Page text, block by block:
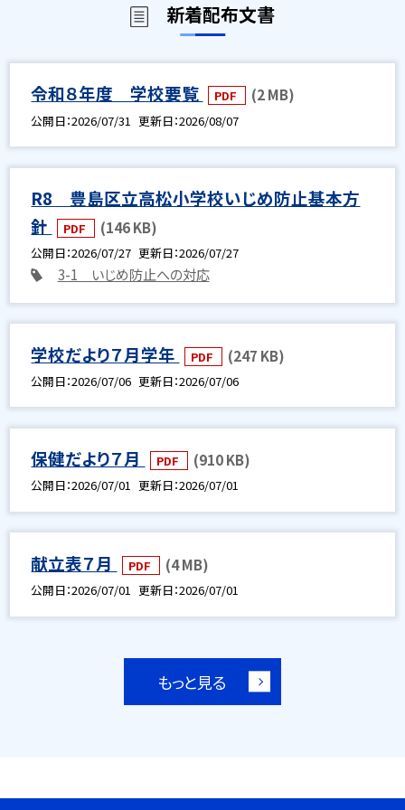
新着配布文書
令和８年度 学校要覧 PDF (2 MB)
公開日 2026/07/31 更新日 2026/08/07
R8 豊島区立高松小学校いじめ防止基本方
針
PDF (146 KB)
公開日 2026/07/27 更新日 2026/07/27
3-1 いじめ防止への対応
学校だより７月学年 PDF (247 KB)
公開日 2026/07/06 更新日 2026/07/06
保健だより７月 PDF (910 KB)
公開日 2026/07/01 更新日 2026/07/01
献立表７月 PDF (4 MB)
公開日 2026/07/01 更新日 2026/07/01
もっと見る